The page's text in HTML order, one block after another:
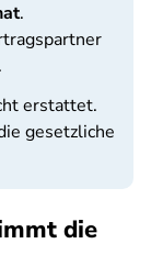
.
erstattet.
gesetzliche
die